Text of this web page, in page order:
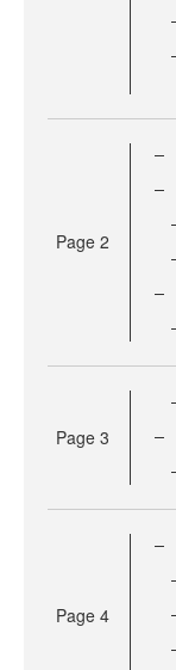
Page 2
Page 3
Page 4